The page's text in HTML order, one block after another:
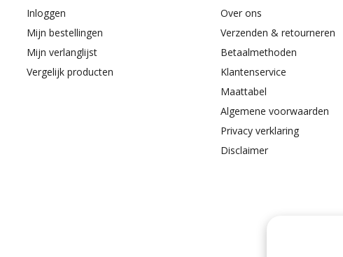
Inloggen
Mijn bestellingen
Mijn verlanglijst
Vergelijk producten
Over ons
Verzenden & retourneren
Betaalmethoden
Klantenservice
Maattabel
Algemene voorwaarden
Privacy verklaring
Disclaimer